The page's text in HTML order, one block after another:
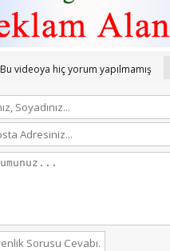
Bu videoya hiç yorum yapılmamış